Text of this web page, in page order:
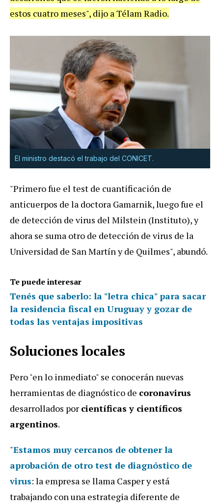
estos cuatro meses", dijo a Télam Radio.
El ministro destacó el trabajo del CONICET.
"Primero fue el test de cuantificación de
anticuerpos de la doctora Gamarnik, luego fue el
de detección de virus del Milstein (Instituto), y
ahora se suma otro de detección de virus de la
Universidad de San Martín y de Quilmes", abundó.
Te puede interesar
Tenés que saberlo: la "letra chica" para sacar
la residencia fiscal en Uruguay y gozar de
todas las ventajas impositivas
Soluciones locales
Pero "en lo inmediato" se conocerán nuevas
herramientas de diagnóstico de coronavirus
desarrollados por científicas y científicos
argentinos.
"Estamos muy cercanos de obtener la
aprobación de otro test de diagnóstico de
virus: la empresa se llama Casper y está
trabajando con una estrategia diferente de